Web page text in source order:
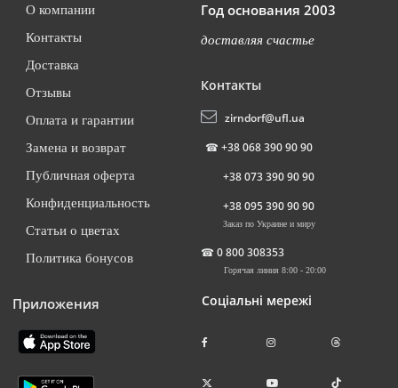
О компании
Контакты
Доставка
Отзывы
Оплата и гарантии
Замена и возврат
Публичная оферта
Конфиденциальность
Статьи о цветах
Политика бонусов
Приложения
Год основания 2003
доставляя счастье
Контакты
zirndorf@ufl.ua
☎ +38 068 390 90 90
+38 073 390 90 90
+38 095 390 90 90
Заказ по Украине и миру
☎ 0 800 308353
Горячая линия 8:00 - 20:00
Соціальні мережі